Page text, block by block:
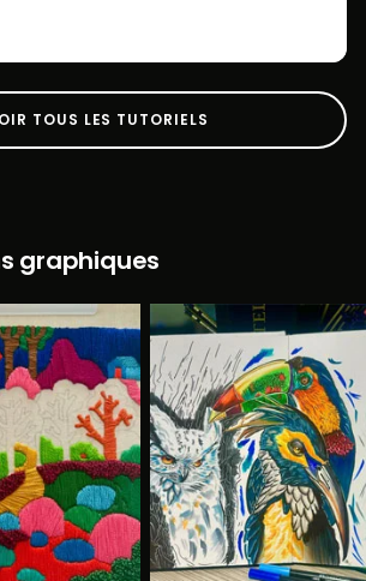
TOUS LES TUTORIELS
graphiques